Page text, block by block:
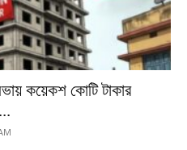
কয়েকশ কোটি টাকার